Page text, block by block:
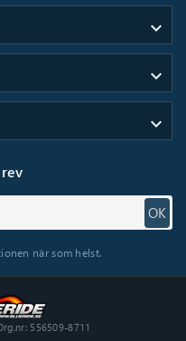
expand_more
expand_more
expand_more
OK
när som helst.
556509-8711